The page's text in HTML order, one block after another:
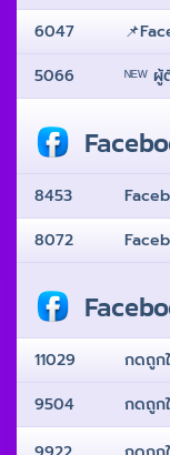
6047
5066
ᴺᴱᵂ
8453
8072
11029
กดถูก
9504
กดถูก